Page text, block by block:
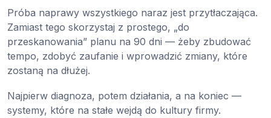
Próba naprawy wszystkiego naraz jest przytłaczająca.
Zamiast tego skorzystaj z prostego, „do
przeskanowania” planu na 90 dni — żeby zbudować
tempo, zdobyć zaufanie i wprowadzić zmiany, które
zostaną na dłużej.
Najpierw diagnoza, potem działania, a na koniec —
systemy, które na stałe wejdą do kultury firmy.